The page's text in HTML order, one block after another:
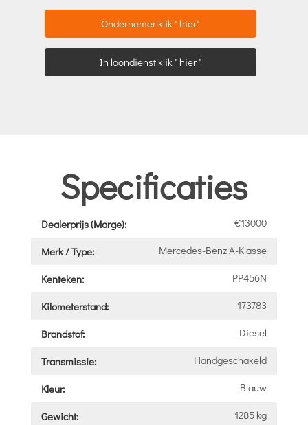
Ondernemer klik " hier"
In loondienst klik " hier "
Specificaties
Dealerprijs (Marge): €13000
Merk / Type: Mercedes-Benz A-Klasse
Kenteken: PP456N
Kilometerstand: 173783
Brandstof: Diesel
Transmissie: Handgeschakeld
Kleur: Blauw
Gewicht: 1285 kg